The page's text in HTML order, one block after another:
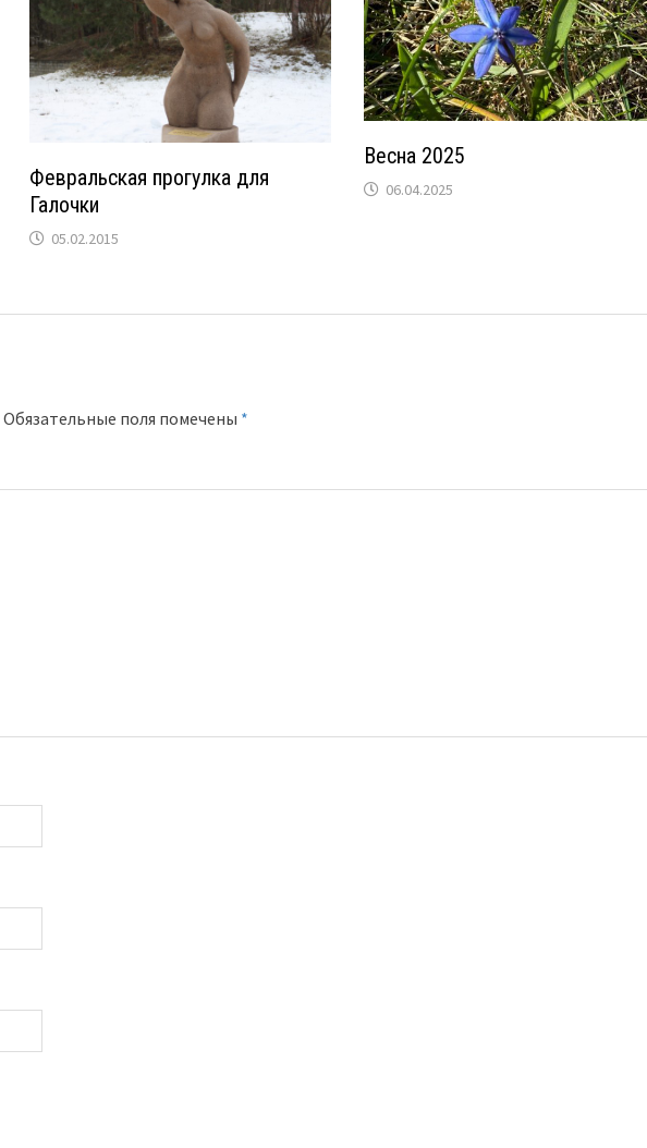
Февральская прогулка для
Галочки
05.02.2015
Весна 2025
06.04.2025
Обязательные поля помечены *